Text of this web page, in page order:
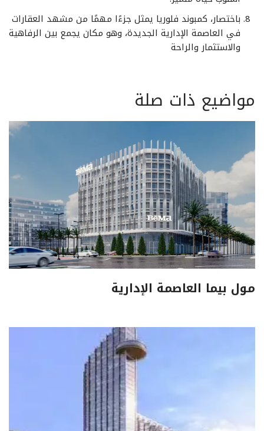
باختصار، كمبوند فلوريا يمثل جزءًا مهمًا من مشهد العقارات
في العاصمة الإدارية الجديدة، وهو مكان يجمع بين الرفاهية
والاستثمار والراحة
مواضيع ذات صلة
مول بيما العاصمة الإدارية